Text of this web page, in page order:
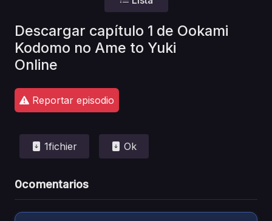
Descargar capítulo 1 de Ookami
Kodomo no Ame to Yuki
Online
Reportar episodio
1fichier Ok
0comentarios